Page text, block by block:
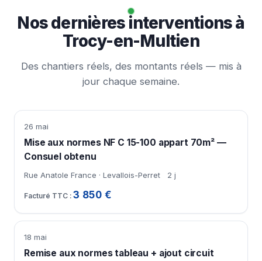
Nos dernières interventions à
Trocy-en-Multien
Des chantiers réels, des montants réels — mis à
jour chaque semaine.
26 mai
Mise aux normes NF C 15-100 appart 70m² —
Consuel obtenu
Rue Anatole France · Levallois-Perret 2 j
3 850 €
18 mai
Remise aux normes tableau + ajout circuit